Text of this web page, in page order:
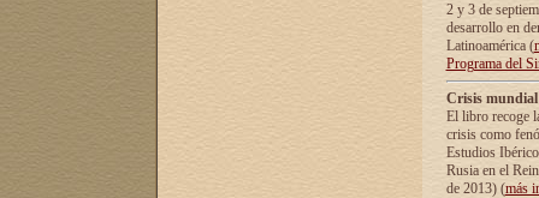
2 y 3 de
desarrollo en
Latinoamérica (
Programa del
Crisis
El libro recoge
crisis como
Estudios
Rusia en el
de 2013) (más